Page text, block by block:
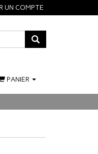
UN COMPTE
PANIER